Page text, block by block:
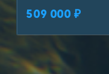
509 000 ₽